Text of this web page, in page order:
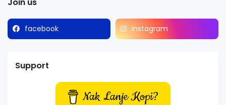
facebook instagram
Support
Nak Lanje Kopi?